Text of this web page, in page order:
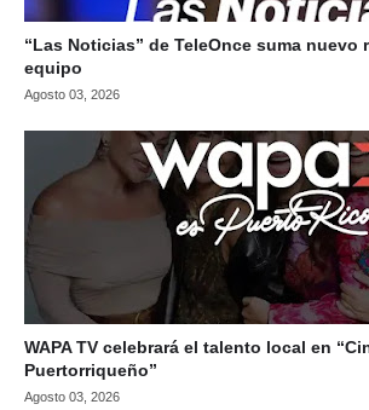
“Las Noticias” de TeleOnce suma nuevo
equipo
Agosto 03, 2026
WAPA TV celebrará el talento local en
Puertorriqueño”
Agosto 03, 2026